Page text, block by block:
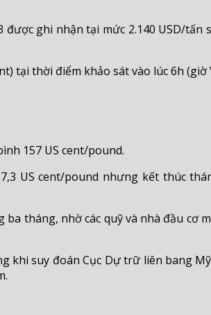
ghi nhận tại mức 2.140 USD/tấn
tại thời điểm khảo sát vào lúc 6h (giờ
157 US cent/pound.
US cent/pound nhưng kết thúc
tháng, nhờ các quỹ và nhà đầu cơ
khi suy đoán Cục Dự trữ liên bang Mỹ